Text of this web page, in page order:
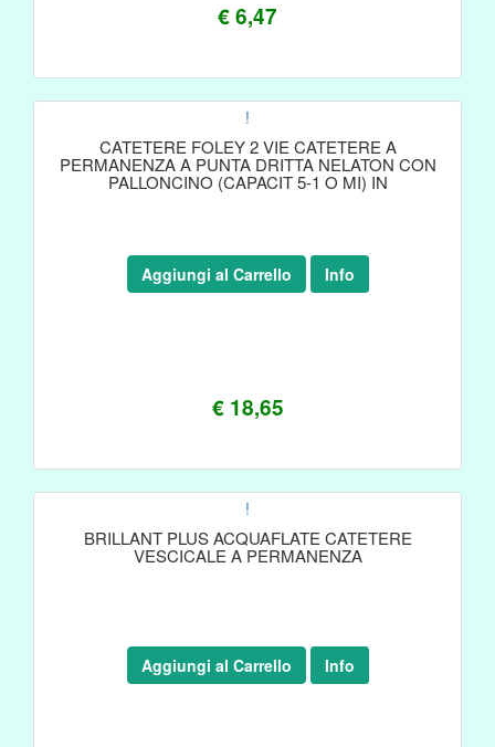
€ 6,47
!
CATETERE FOLEY 2 VIE CATETERE A
PERMANENZA A PUNTA DRITTA NELATON CON
PALLONCINO (CAPACIT 5-1 O MI) IN
€ 18,65
Aggiungi al Carrello Info
!
BRILLANT PLUS ACQUAFLATE CATETERE
VESCICALE A PERMANENZA
Aggiungi al Carrello Info